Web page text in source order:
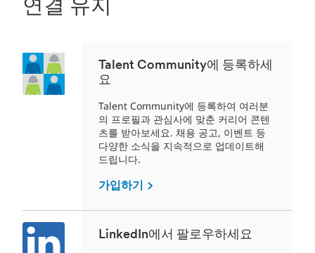
연결 유지
Talent Community에 등록하세
요
Talent Community에 등록하여 여러분
의 프로필과 관심사에 맞춘 커리어 콘텐
츠를 받아보세요. 채용 공고, 이벤트 등
다양한 소식을 지속적으로 업데이트해
드립니다.
가입하기
LinkedIn에서 팔로우하세요